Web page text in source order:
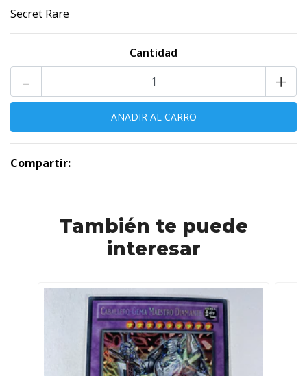
Secret Rare
Cantidad
+
-
Compartir:
También te puede
interesar